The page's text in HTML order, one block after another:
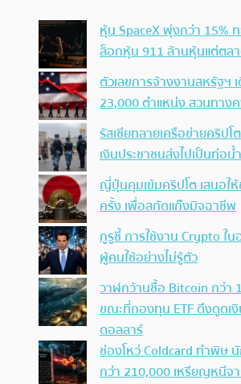
หุ้น SpaceX พุ่งกว่า 15%
ล็อกหุ้น 911 ล้านหุ้นแต่ตลา
ตัวเลขการจ้างงานสหรัฐ
23,000 ตำแหน่ง สวนทาง
รัสเซียทลายเครือข่ายคริป
เงินประชาชนส่งไปเป็นท่อน้
ญี่ปุ่นคุมเข้มคริปโต เสนอใ
ครั้ง เพื่อสกัดแก๊งมิจฉาชีพ
กูรูชี้ การใช้งาน Crypto ใ
ผู้คนใช้อย่างไม่รู้ตัว
วาฬกว้านซื้อ Bitcoin กว่า
ขณะที่กองทุน ETF ดึงดูดเ
ดอลลาร์
ช่องโหว่ Coldcard ทำพิษ
กว่า 210,000 เหรียญหนีจา